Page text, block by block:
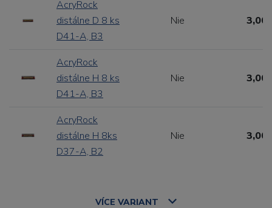
AcryRock
distálne D 8 ks
D41-A, B3
Nie 3,00
AcryRock
distálne H 8 ks
D41-A, B3
Nie 3,00
AcryRock
distálne H 8ks
D37-A, B2
Nie 3,00
VÍCE VARIANT